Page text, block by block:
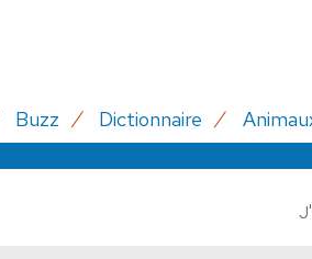
Buzz Dictionnaire